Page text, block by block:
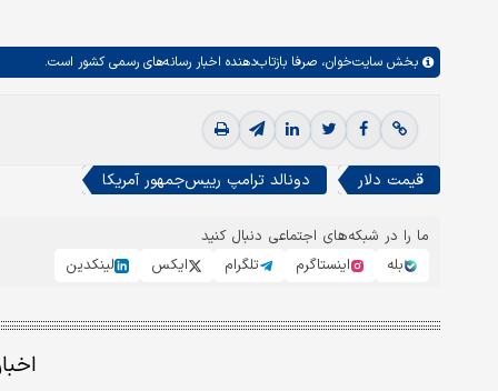
بخش سایت‌خوان، صرفا بازتاب‌دهنده اخبار رسانه‌های رسمی کشور است.
قیمت دلار دونالد ترامپ رییس‌جمهور آمریکا
ما را در شبکه‌های اجتماعی دنبال کنید
بله
اینستاگرم تلگرام ایکس لینکدین